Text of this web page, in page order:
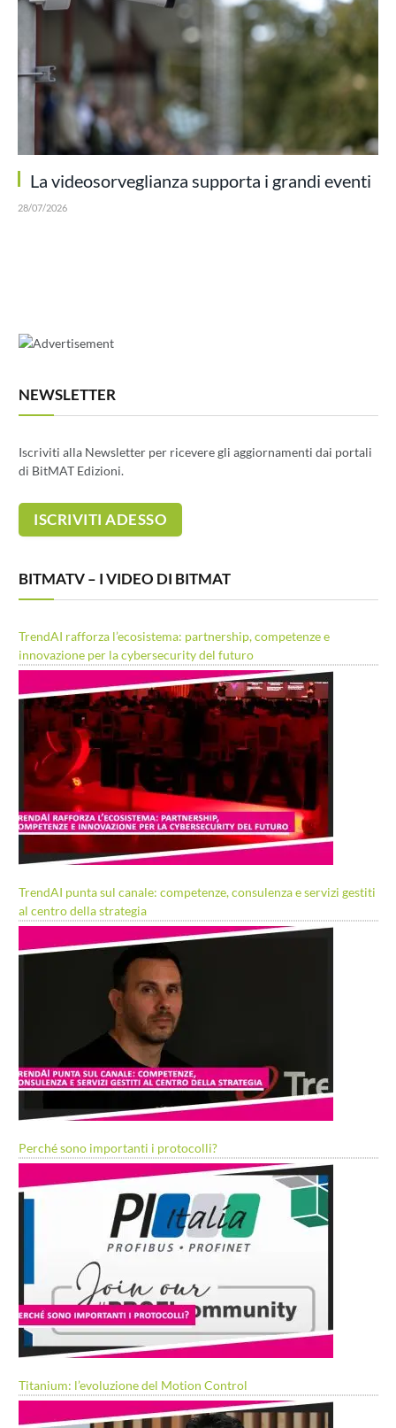
La videosorveglianza supporta i grandi eventi
28/07/2026
NEWSLETTER
Iscriviti alla Newsletter per ricevere gli aggiornamenti dai portali
di BitMAT Edizioni.
BITMATV – I VIDEO DI BITMAT
TrendAI rafforza l’ecosistema: partnership, competenze e
innovazione per la cybersecurity del futuro
TrendAI punta sul canale: competenze, consulenza e servizi gestiti
al centro della strategia
Perché sono importanti i protocolli?
Titanium: l’evoluzione del Motion Control